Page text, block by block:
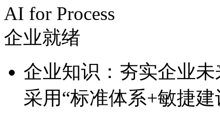
AI for Process
企业就绪
企业知识：夯实企业
采用“标准体系+敏捷